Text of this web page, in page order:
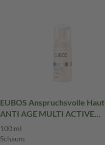
EUBOS Anspruchsvolle Haut
ANTI AGE MULTI ACTIVE
MOUSSE 100 ml Schaum
100 ml
Schaum